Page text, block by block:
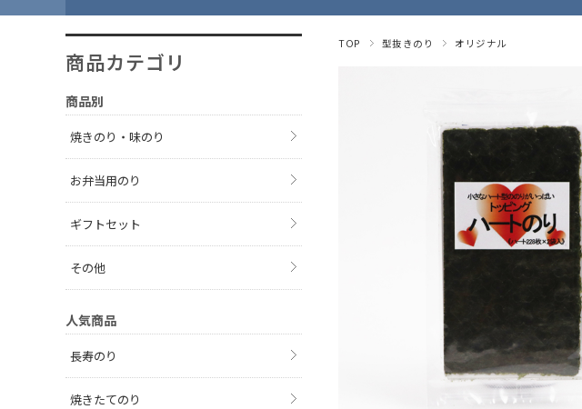
TOP 型抜きのり オリジナル
商品カテゴリ
商品別
焼きのり・味のり
お弁当用のり
ギフトセット
その他
人気商品
長寿のり
焼きたてのり